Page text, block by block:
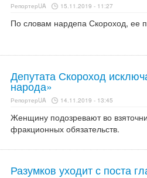
РепортерUA 15.11.2019 - 11:27
По словам нардепа Скороход, ее
Депутата Скороход
народа»
РепортерUA 14.11.2019 - 13:45
Женщину подозревают во
фракционных обязательств.
Разумков уходит с поста